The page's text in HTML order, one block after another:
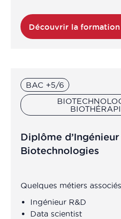
d'études (R&D en
à base de plantes/
naturels)
Assureur Qualité
système
Attaché de Recherche
manager
Découvrir la formation
BAC +5/6
Diplôme d’Ingénieur
Biotechnologies
Quelques métiers
Ingénieur R&D
Data scientist